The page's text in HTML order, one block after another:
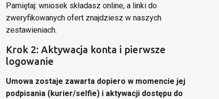
Pamiętaj: wniosek składasz online, a linki do
zweryfikowanych ofert znajdziesz w naszych
zestawieniach.
Krok 2: Aktywacja konta i pierwsze
logowanie
Umowa zostaje zawarta dopiero w momencie jej
podpisania (kurier/selfie) i aktywacji dostępu do